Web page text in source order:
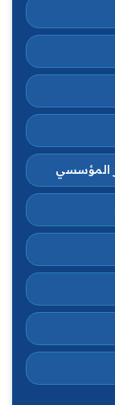
المؤسسي